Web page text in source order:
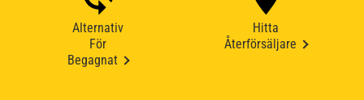
Alternativ
För
Begagnat
Hitta
Återförsäljare